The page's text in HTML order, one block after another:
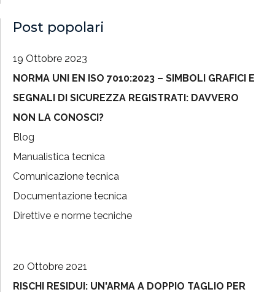
Post popolari
19 Ottobre 2023
NORMA UNI EN ISO 7010:2023 – SIMBOLI GRAFICI E
SEGNALI DI SICUREZZA REGISTRATI: DAVVERO
NON LA CONOSCI?
Blog
Manualistica tecnica
Comunicazione tecnica
Documentazione tecnica
Direttive e norme tecniche
20 Ottobre 2021
RISCHI RESIDUI: UN'ARMA A DOPPIO TAGLIO PER